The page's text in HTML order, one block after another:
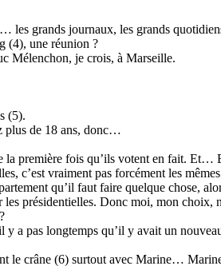
les grands journaux, les grands
(4), une réunion ?
Mélenchon, je crois, à Marseille.
(5).
plus de 18 ans, donc…
la première fois qu’ils votent en fait.
c’est vraiment pas forcément les
qu’il faut faire quelque chose,
présidentielles. Donc moi, mon choix,
a pas longtemps qu’il y avait un
le crâne (6) surtout avec Marine…